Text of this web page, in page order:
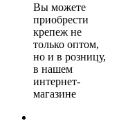
Вы можете
приобрести
крепеж не
только оптом,
но и в розницу,
в нашем
интернет-
магазине